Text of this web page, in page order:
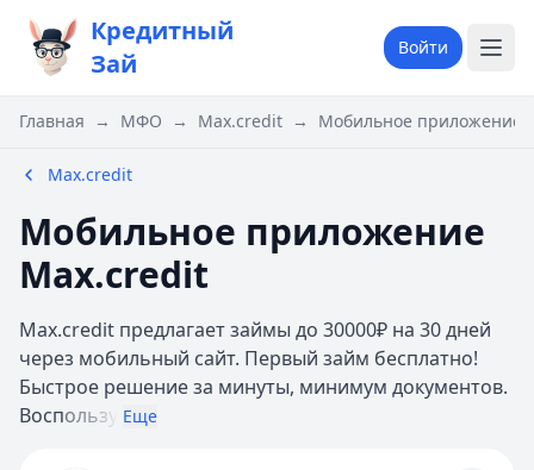
Кредитный
Зай
Войти
Главная → МФО → Max.credit → Мобильное приложение
Max.credit
Мобильное приложение
Max.credit
Max.credit предлагает займы до 30000₽ на 30 дней
через мобильный сайт. Первый займ бесплатно!
Быстрое решение за минуты, минимум документов.
Воспользу Еще